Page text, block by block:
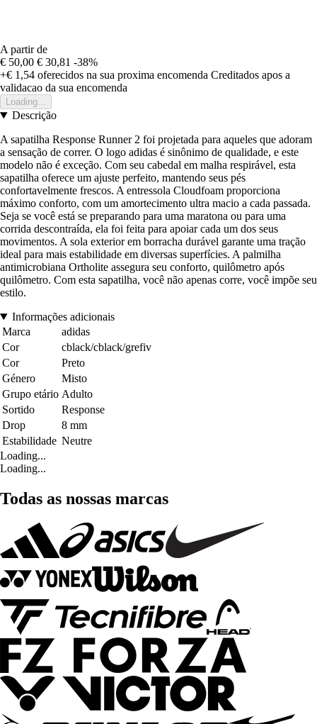
A partir de
€ 50,00 € 30,81 -38%
+€ 1,54 oferecidos na sua proxima encomenda Creditados apos a
validacao da sua encomenda
Loading...
Descrição
A sapatilha Response Runner 2 foi projetada para aqueles que adoram
a sensação de correr. O logo adidas é sinônimo de qualidade, e este
modelo não é exceção. Com seu cabedal em malha respirável, esta
sapatilha oferece um ajuste perfeito, mantendo seus pés
confortavelmente frescos. A entressola Cloudfoam proporciona
máximo conforto, com um amortecimento ultra macio a cada passada.
Seja se você está se preparando para uma maratona ou para uma
corrida descontraída, ela foi feita para apoiar cada um dos seus
movimentos. A sola exterior em borracha durável garante uma tração
ideal para mais estabilidade em diversas superfícies. A palmilha
antimicrobiana Ortholite assegura seu conforto, quilômetro após
quilômetro. Com esta sapatilha, você não apenas corre, você impõe seu
estilo.
Informações adicionais
Marca
adidas
Cor
cblack/cblack/grefiv
Cor
Preto
Género
Misto
Grupo etário Adulto
Sortido
Response
Drop
8 mm
Estabilidade Neutre
Loading...
Loading...
Todas as nossas marcas